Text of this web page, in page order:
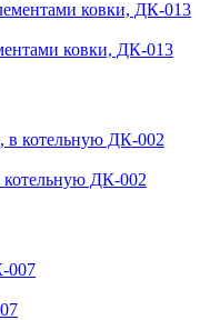
ковки, ДК-013
ДК-002